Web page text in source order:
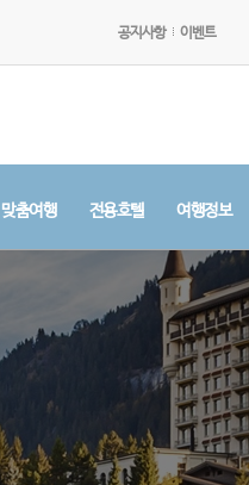
공지사항 이벤트
맞춤여행 전용호텔 여행정보